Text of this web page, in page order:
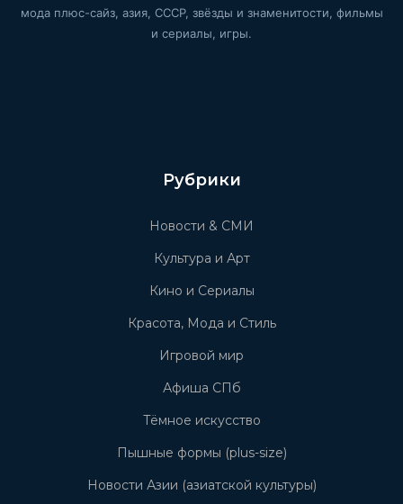
мода плюс-сайз, азия, СССР, звёзды и знаменитости, фильмы
и сериалы, игры.
Рубрики
Новости & СМИ
Культура и Арт
Кино и Сериалы
Красота, Мода и Стиль
Игровой мир
Афиша СПб
Тёмное искусство
Пышные формы (plus-size)
Новости Азии (азиатской культуры)